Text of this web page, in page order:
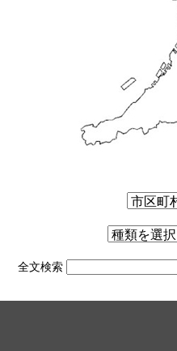
全文検索